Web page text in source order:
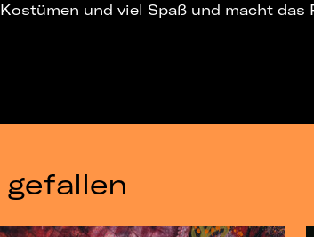
und viel Spaß und macht